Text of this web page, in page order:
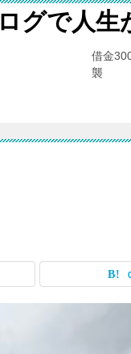
グで人
借金
襲